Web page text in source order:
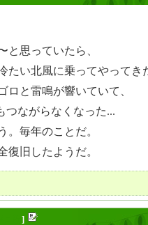
と思っていたら、
たい北風に乗ってやってき
ロと雷鳴が響いていて、
つながらなくなった...
。毎年のことだ。
復旧したようだ。
]